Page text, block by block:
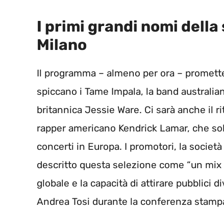
I primi grandi nomi
Milano
Il programma – almeno per ora –
spiccano i Tame Impala, la band
britannica Jessie Ware. Ci sarà anche il
rapper americano Kendrick Lamar, che
concerti in Europa. I promotori, la
descritto questa selezione come “un
globale e la capacità di attirare pubblici
Andrea Tosi durante la conferenza